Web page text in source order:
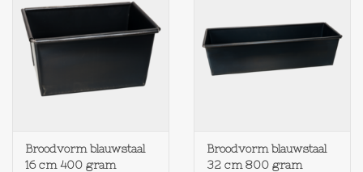
Broodvorm blauwstaal
16 cm 400 gram
Broodvorm blauwstaal
32 cm 800 gram